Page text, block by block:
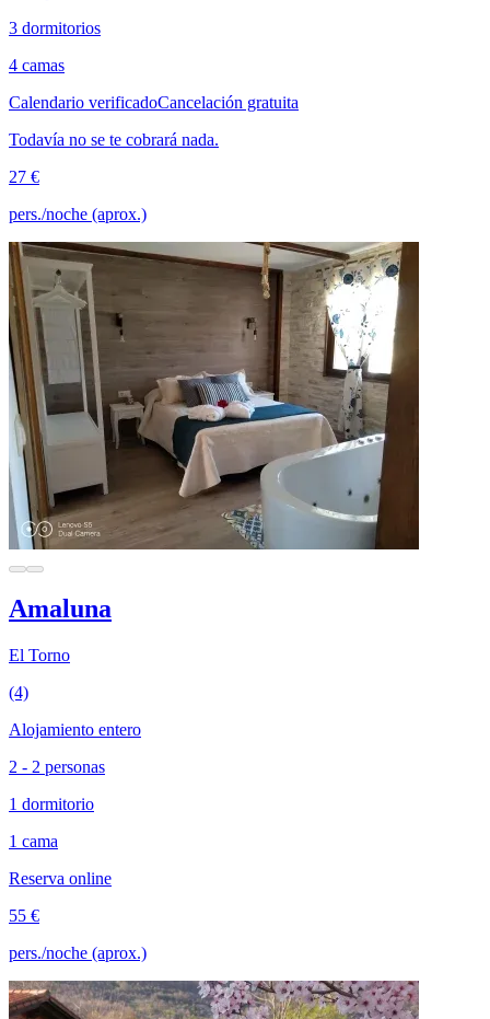
3 dormitorios
4 camas
Calendario verificadoCancelación gratuita
Todavía no se te cobrará nada.
27 €
pers./noche (aprox.)
Amaluna
El Torno
(4)
Alojamiento entero
2 - 2 personas
1 dormitorio
1 cama
Reserva online
55 €
pers./noche (aprox.)